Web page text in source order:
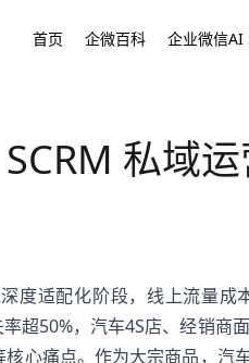
首页 企微百科 企业微信AI
私域
度适配化阶段，线上流量成
超50%，汽车4S店、经销商
心痛点。作为大宗商品，